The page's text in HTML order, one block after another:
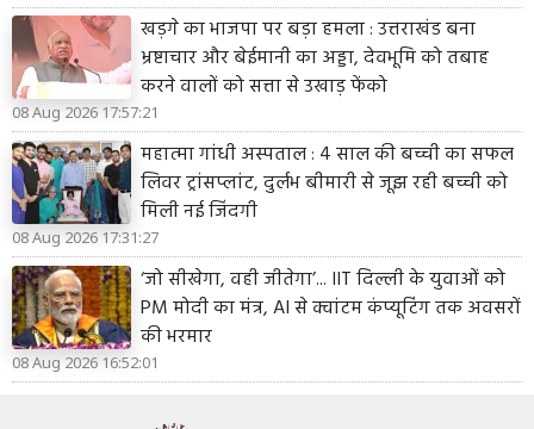
खड़गे का भाजपा पर बड़ा हमला : उत्तराखंड बना
भ्रष्टाचार और बेईमानी का अड्डा, देवभूमि को तबाह
करने वालों को सत्ता से उखाड़ फेंको
08 Aug 2026 17:57:21
महात्मा गांधी अस्पताल : 4 साल की बच्ची का सफल
लिवर ट्रांसप्लांट, दुर्लभ बीमारी से जूझ रही बच्ची को
मिली नई जिंदगी
08 Aug 2026 17:31:27
‘जो सीखेगा, वही जीतेगा’... IIT दिल्ली के युवाओं को
PM मोदी का मंत्र, AI से क्वांटम कंप्यूटिंग तक अवसरों
की भरमार
08 Aug 2026 16:52:01